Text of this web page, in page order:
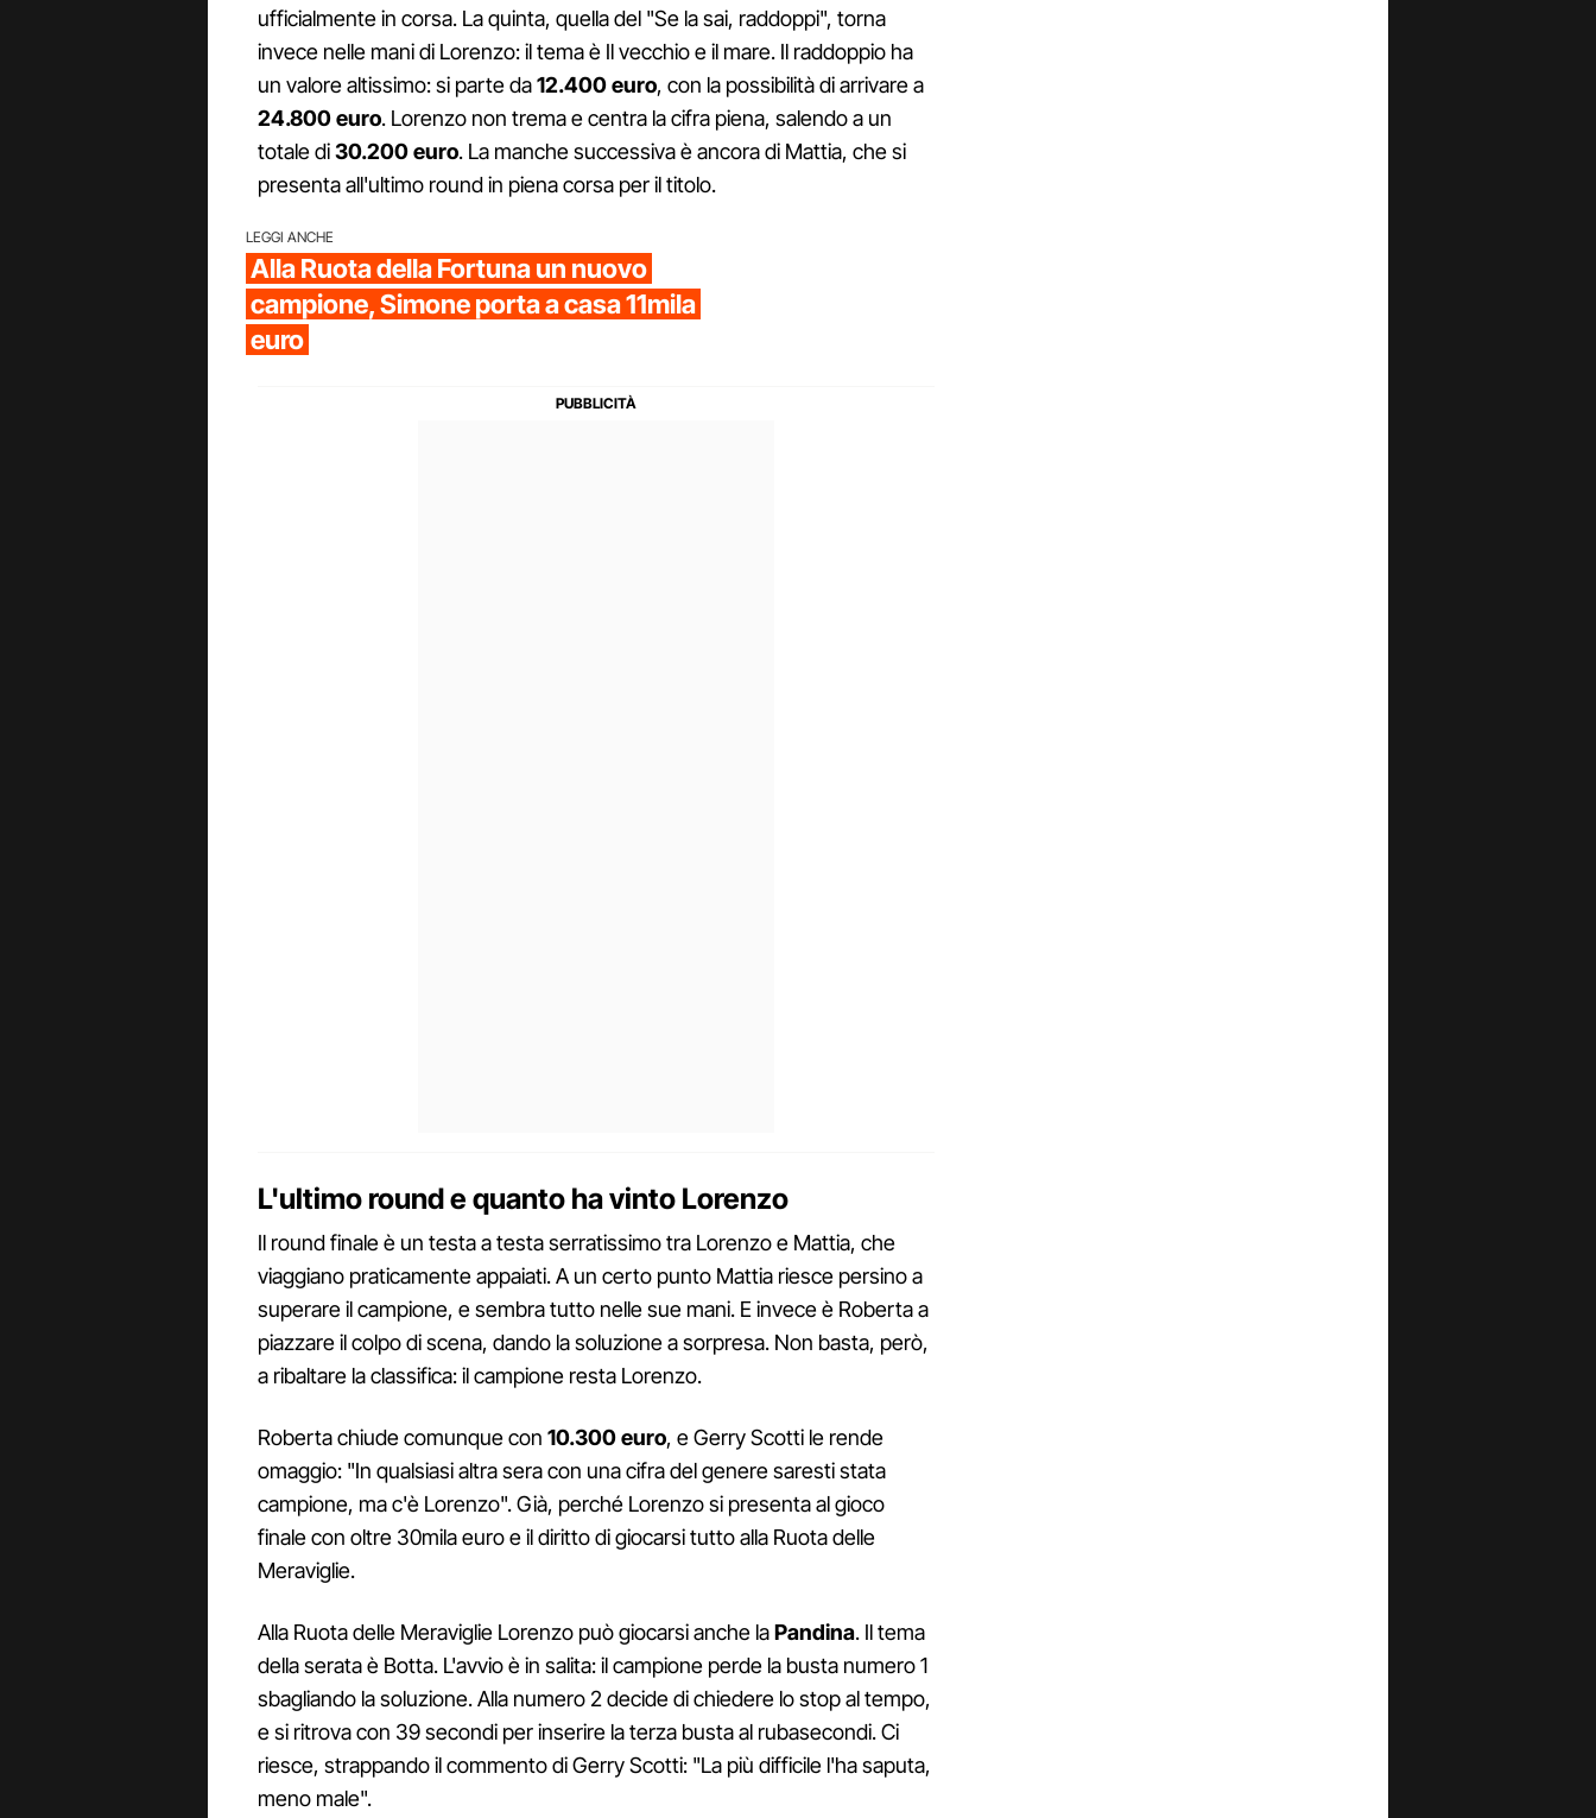
ufficialmente in corsa. La quinta, quella del "Se la sai, raddoppi", torna
invece nelle mani di Lorenzo: il tema è Il vecchio e il mare. Il raddoppio ha
un valore altissimo: si parte da12.400 euro, con la possibilità di arrivare a
24.800 euro. Lorenzo non trema e centra la cifra piena, salendo a un
totale di30.200 euro. La manche successiva è ancora di Mattia, che si
presenta all'ultimo round in piena corsa per il titolo.
LEGGI ANCHE
Alla Ruota della Fortuna un nuovo
campione, Simone porta a casa 11mila
euro
L'ultimo round e quanto ha vinto Lorenzo
Il round finale è un testa a testa serratissimo tra Lorenzo e Mattia, che
viaggiano praticamente appaiati. A un certo punto Mattia riesce persino a
superare il campione, e sembra tutto nelle sue mani. E invece è Roberta a
piazzare il colpo di scena, dando la soluzione a sorpresa. Non basta, però,
a ribaltare la classifica: il campione resta Lorenzo.
Roberta chiude comunque con 10.300 euro, e Gerry Scotti le rende
omaggio: "In qualsiasi altra sera con una cifra del genere saresti stata
campione, ma c'è Lorenzo". Già, perché Lorenzo si presenta al gioco
finale con oltre 30mila euro e il diritto di giocarsi tutto alla Ruota delle
Meraviglie.
Alla Ruota delle Meraviglie Lorenzo può giocarsi anche laPandina. Il tema
della serata è Botta. L'avvio è in salita: il campione perde la busta numero 1
sbagliando la soluzione. Alla numero 2 decide di chiedere lo stop al tempo,
e si ritrova con 39 secondi per inserire la terza busta al rubasecondi. Ci
riesce, strappando il commento di Gerry Scotti: "La più difficile l'ha saputa,
meno male".